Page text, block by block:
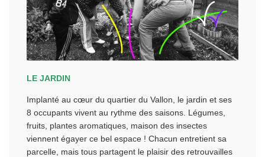
LE JARDIN
Implanté au cœur du quartier du Vallon, le jardin et ses
8 occupants vivent au rythme des saisons. Légumes,
fruits, plantes aromatiques, maison des insectes
viennent égayer ce bel espace ! Chacun entretient sa
parcelle, mais tous partagent le plaisir des retrouvailles